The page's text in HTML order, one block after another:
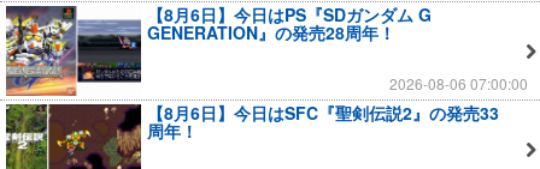
【8月6日】今日はPS『SDガンダム G
GENERATION』の発売28周年！
2026-08-06 07:00:00
【8月6日】今日はSFC『聖剣伝説2』の発売33
周年！